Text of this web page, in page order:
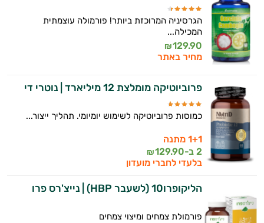
הגרסיניה המרוכזת ביותר! פורמולה עוצמתית
המכילה...
129.90
₪
מחיר באתר
פרוביוטיקה מומלצת 12 מיליארד | נוטרי די
כמוסות פרוביוטיקה לשימוש יומיומי. תהליך ייצור...
1+1 מתנה
2 ב-
129.90
₪
בלעדי לחברי מועדון
הליקופרו10 (לשעבר HBP) | נייצ'רס פרו
פורמולת צמחים ומיצוי צמחים